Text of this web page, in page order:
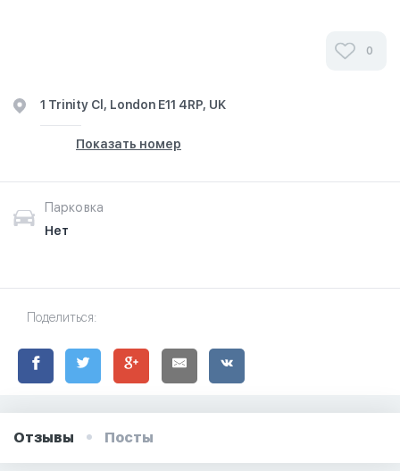
0
1 Trinity Cl, London E11 4RP, UK
Показать номер
Парковка
Нет
Поделиться:
Отзывы Посты